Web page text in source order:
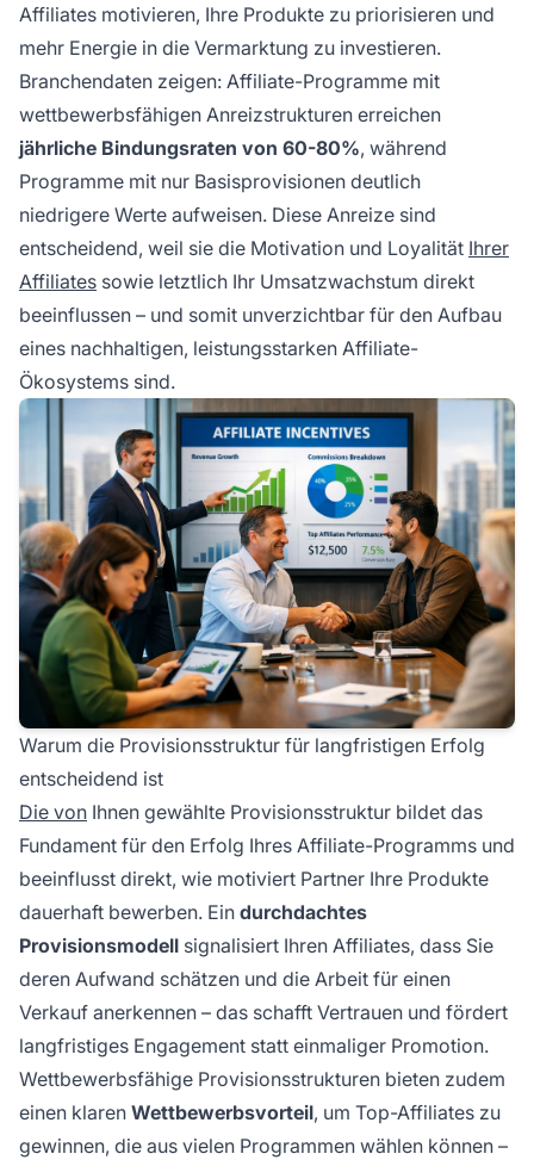
Affiliates motivieren, Ihre Produkte zu priorisieren und
mehr Energie in die Vermarktung zu investieren.
Branchendaten zeigen: Affiliate-Programme mit
wettbewerbsfähigen Anreizstrukturen erreichen
jährliche Bindungsraten von 60-80%, während
Programme mit nur Basisprovisionen deutlich
niedrigere Werte aufweisen. Diese Anreize sind
entscheidend, weil sie die Motivation und Loyalität Ihrer
Affiliates sowie letztlich Ihr Umsatzwachstum direkt
beeinflussen – und somit unverzichtbar für den Aufbau
eines nachhaltigen, leistungsstarken Affiliate-
Ökosystems sind.
Warum die Provisionsstruktur für langfristigen Erfolg
entscheidend ist
Die von Ihnen gewählte Provisionsstruktur bildet das
Fundament für den Erfolg Ihres Affiliate-Programms und
beeinflusst direkt, wie motiviert Partner Ihre Produkte
dauerhaft bewerben. Ein durchdachtes
Provisionsmodell signalisiert Ihren Affiliates, dass Sie
deren Aufwand schätzen und die Arbeit für einen
Verkauf anerkennen – das schafft Vertrauen und fördert
langfristiges Engagement statt einmaliger Promotion.
Wettbewerbsfähige Provisionsstrukturen bieten zudem
einen klaren Wettbewerbsvorteil, um Top-Affiliates zu
gewinnen, die aus vielen Programmen wählen können –